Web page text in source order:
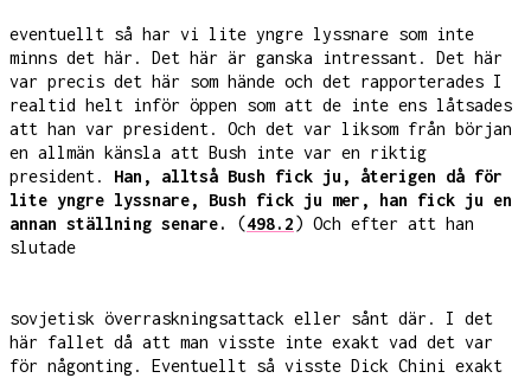
eventuellt så har vi lite yngre lyssnare som inte
minns det här. Det här är ganska intressant. Det här
var precis det här som hände och det rapporterades I
realtid helt inför öppen som att de inte ens låtsades
att han var president. Och det var liksom från början
en allmän känsla att Bush inte var en riktig
president. Han, alltså Bush fick ju, återigen då för
lite yngre lyssnare, Bush fick ju mer, han fick ju en
annan ställning senare.
(498.2) Och efter att han
slutade
sovjetisk överraskningsattack eller sånt där. I det
här fallet då att man visste inte exakt vad det var
för någonting. Eventuellt så visste Dick Chini exakt